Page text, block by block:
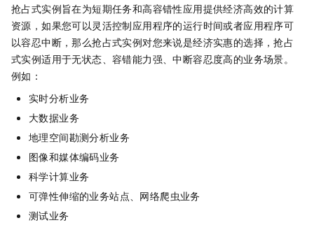
抢占式实例旨在为短期任务和高容错性应用提供经济高效的计算
资源，如果您可以灵活控制应用程序的运行时间或者应用程序可
以容忍中断，那么抢占式实例对您来说是经济实惠的选择，抢占
式实例适用于无状态、容错能力强、中断容忍度高的业务场景。
例如：
实时分析业务
大数据业务
地理空间勘测分析业务
图像和媒体编码业务
科学计算业务
可弹性伸缩的业务站点、网络爬虫业务
测试业务